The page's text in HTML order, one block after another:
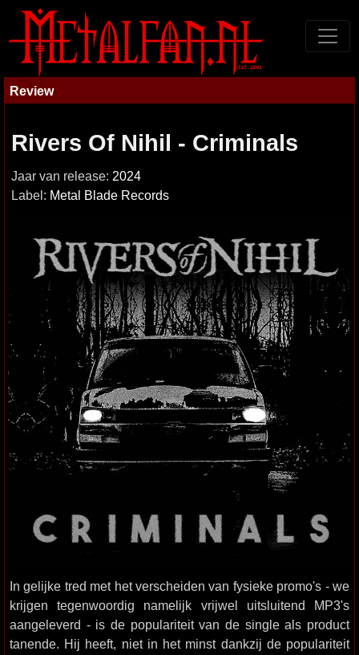
Review
Rivers Of Nihil - Criminals
Jaar van release: 2024
Label: Metal Blade Records
In gelijke tred met het verscheiden van fysieke promo's - we
krijgen tegenwoordig namelijk vrijwel uitsluitend MP3's
aangeleverd - is de populariteit van de single als product
tanende. Hij heeft, niet in het minst dankzij de populariteit